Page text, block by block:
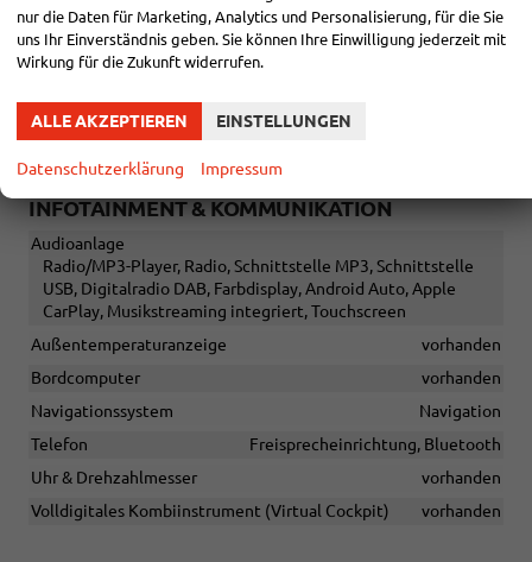
Sitze
Isofix (Kindersitzbefestigung), Rücksitzbank hinten geteilt,
Sitzheizung, Isofix Beifahrersitz
Sitze: Verstellbarkeit
Höhenverstellbarer Fahrer- und Beifahrersitz
INFOTAINMENT & KOMMUNIKATION
Audioanlage
Radio/MP3-Player, Radio, Schnittstelle MP3, Schnittstelle
USB, Digitalradio DAB, Farbdisplay, Android Auto, Apple
CarPlay, Musikstreaming integriert, Touchscreen
Außentemperaturanzeige
vorhanden
Bordcomputer
vorhanden
Navigationssystem
Navigation
Telefon
Freisprecheinrichtung, Bluetooth
Uhr & Drehzahlmesser
vorhanden
Volldigitales Kombiinstrument (Virtual Cockpit)
vorhanden
nur die Daten für Marketing, Analytics und Personalisierung, für die Sie
uns Ihr Einverständnis geben. Sie können Ihre Einwilligung jederzeit mit
Wirkung für die Zukunft widerrufen.
ALLE AKZEPTIEREN EINSTELLUNGEN
Datenschutzerklärung Impressum